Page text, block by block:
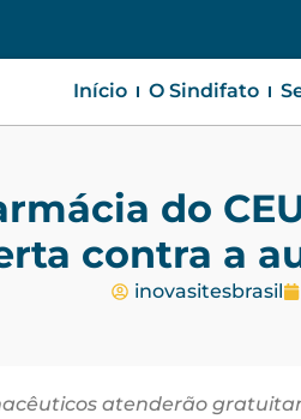
Início O Sindifato
do
contra a
inovasitesbrasil
atenderão